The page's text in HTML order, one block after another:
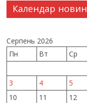
Календар новин
Серпень 2026
Пн
Вт Ср
3
4 5
10
11 12